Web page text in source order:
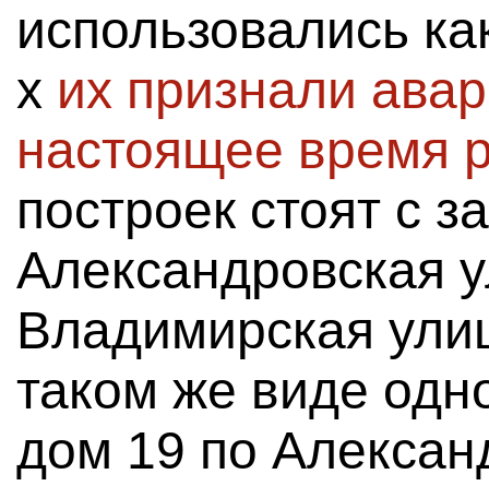
использовались
х их признали
настоящее время
построек стоят с
Александровская
Владимирская
таком же виде
дом 19 по